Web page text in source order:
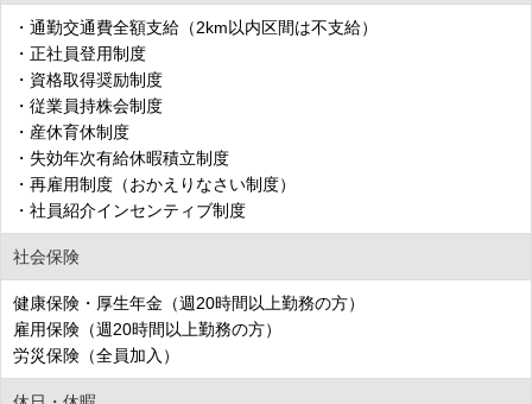
・通勤交通費全額支給（2km以内区間は不支給）
・正社員登用制度
・資格取得奨励制度
・従業員持株会制度
・産休育休制度
・失効年次有給休暇積立制度
・再雇用制度（おかえりなさい制度）
・社員紹介インセンティブ制度
社会保険
健康保険・厚生年金（週20時間以上勤務の方）
雇用保険（週20時間以上勤務の方）
労災保険（全員加入）